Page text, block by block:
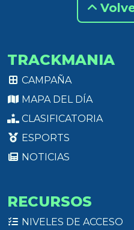
TRACKMANIA
CAMPAÑA
MAPA DEL DÍA
CLASIFICATORIA
ESPORTS
NOTICIAS
RECURSOS
NIVELES DE ACCESO